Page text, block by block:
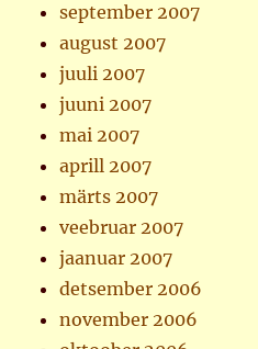
september 2007
august 2007
juuli 2007
juuni 2007
mai 2007
aprill 2007
märts 2007
veebruar 2007
jaanuar 2007
detsember 2006
november 2006